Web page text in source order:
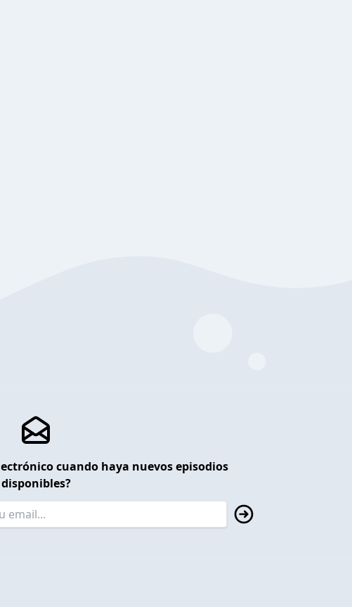
cuando haya nuevos episodios
disponibles?